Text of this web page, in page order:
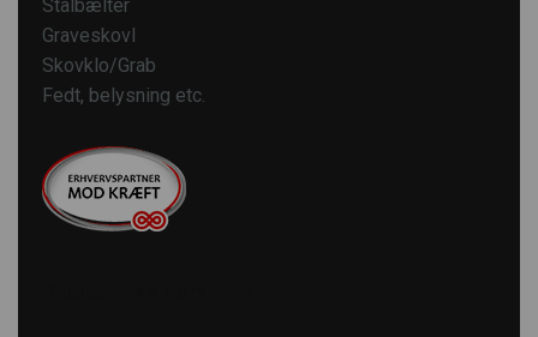
Stålbælter
Graveskovl
Skovklo/Grab
Fedt, belysning etc.